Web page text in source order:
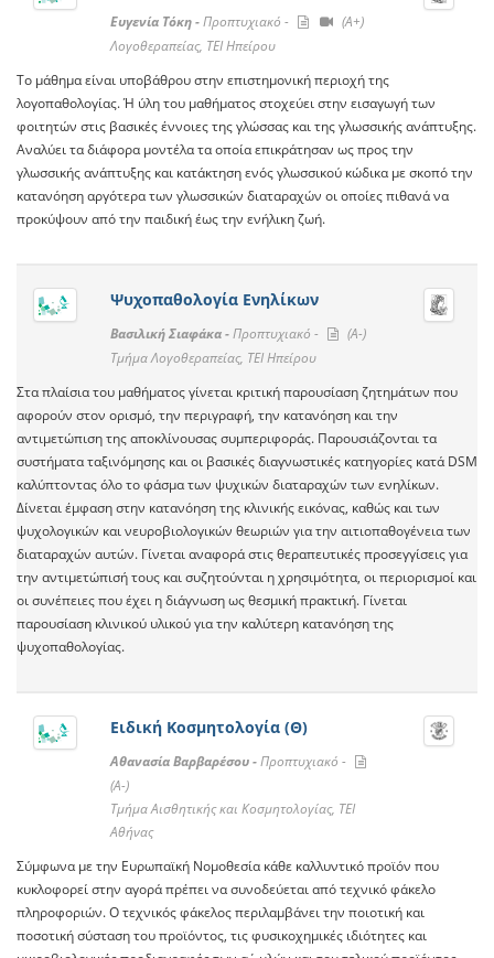
Ευγενία Τόκη -Προπτυχιακό -
(A+)
Λογοθεραπείας, ΤΕΙ Ηπείρου
Το μάθημα είναι υποβάθρου στην επιστημονική περιοχή της
λογοπαθολογίας. Ή ύλη του μαθήματος στοχεύει στην εισαγωγή των
φοιτητών στις βασικές έννοιες της γλώσσας και της γλωσσικής ανάπτυξης.
Αναλύει τα διάφορα μοντέλα τα οποία επικράτησαν ως προς την
γλωσσικής ανάπτυξης και κατάκτηση ενός γλωσσικού κώδικα με σκοπό την
κατανόηση αργότερα των γλωσσικών διαταραχών οι οποίες πιθανά να
προκύψουν από την παιδική έως την ενήλικη ζωή.
Ψυχοπαθολογία Ενηλίκων
Βασιλική Σιαφάκα -Προπτυχιακό -
(A-)
Τμήμα Λογοθεραπείας, ΤΕΙ Ηπείρου
Στα πλαίσια του μαθήματος γίνεται κριτική παρουσίαση ζητημάτων που
αφορούν στον ορισμό, την περιγραφή, την κατανόηση και την
αντιμετώπιση της αποκλίνουσας συμπεριφοράς. Παρουσιάζονται τα
συστήματα ταξινόμησης και οι βασικές διαγνωστικές κατηγορίες κατά DSM
καλύπτοντας όλο το φάσμα των ψυχικών διαταραχών των ενηλίκων.
Δίνεται έμφαση στην κατανόηση της κλινικής εικόνας, καθώς και των
ψυχολογικών και νευροβιολογικών θεωριών για την αιτιοπαθογένεια των
διαταραχών αυτών. Γίνεται αναφορά στις θεραπευτικές προσεγγίσεις για
την αντιμετώπισή τους και συζητούνται η χρησιμότητα, οι περιορισμοί και
οι συνέπειες που έχει η διάγνωση ως θεσμική πρακτική. Γίνεται
παρουσίαση κλινικού υλικού για την καλύτερη κατανόηση της
ψυχοπαθολογίας.
Ειδική Κοσμητολογία (Θ)
Αθανασία Βαρβαρέσου -Προπτυχιακό -
(A-)
Τμήμα Αισθητικής και Κοσμητολογίας, ΤΕΙ
Αθήνας
Σύμφωνα με την Ευρωπαϊκή Νομοθεσία κάθε καλλυντικό προϊόν που
κυκλοφορεί στην αγορά πρέπει να συνοδεύεται από τεχνικό φάκελο
πληροφοριών. O τεχνικός φάκελος περιλαμβάνει την ποιοτική και
ποσοτική σύσταση του προϊόντος, τις φυσικοχημικές ιδιότητες και